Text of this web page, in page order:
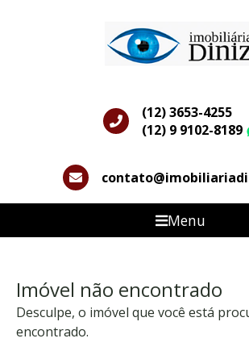
(12) 3653-4255
(12) 9 9102-8189
Menu
Imóvel não encontrado
Desculpe, o imóvel que você está
encontrado.